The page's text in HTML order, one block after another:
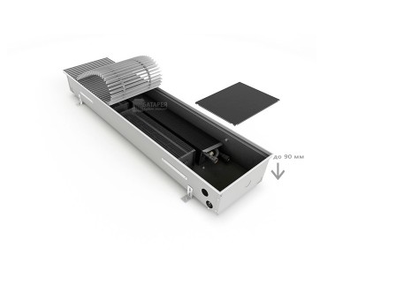
Клімаконвектори
Кутові та радіусні
Найпотужніші
Недорогі
Низькі (до 70 мм)
Преміум класс
Дизайнерські радіатори
Retro стиль